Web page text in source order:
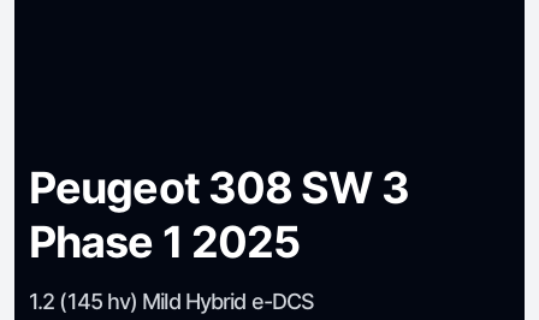
Peugeot 308 SW 3
Phase 1 2025
1.2 (145 hv) Mild Hybrid e-DCS